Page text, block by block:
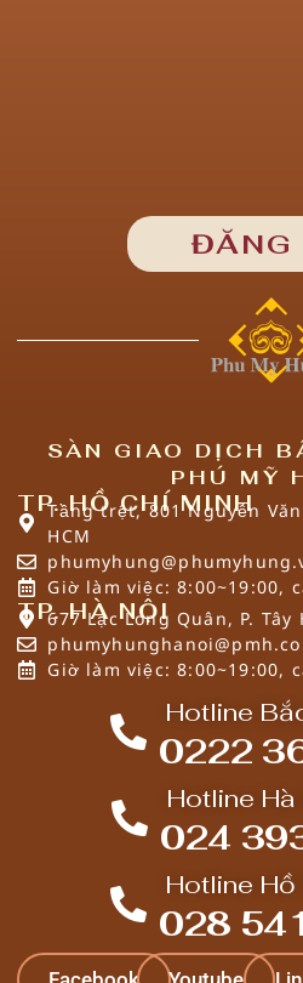
SÀN GIAO DỊCH
PHÚ MỸ
TP. HỒ CHÍ MINH
Tầng trệt, 801 Nguyễn Văn
HCM
Giờ làm việc: 8:00~19:00,
TP. HÀ NỘI
677 Lạc Long Quân, P. Tây
Giờ làm việc: 8:00~19:00,
Hotline
0222
Hotline Hà
024
Hotline Hồ
028